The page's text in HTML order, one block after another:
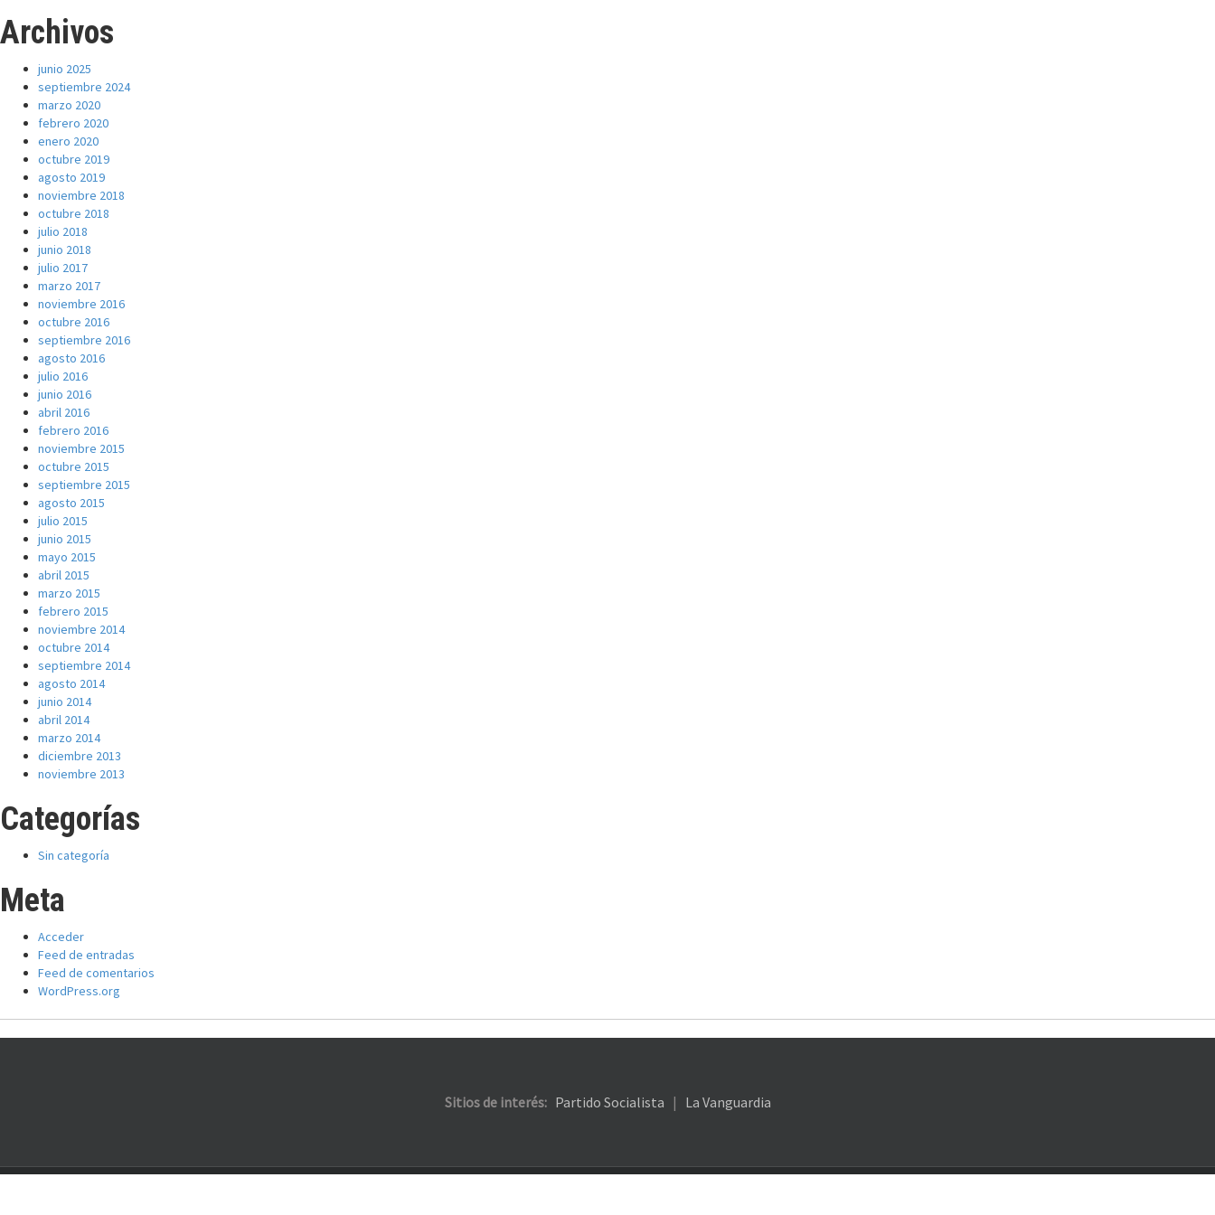
Archivos
junio 2025
septiembre 2024
marzo 2020
febrero 2020
enero 2020
octubre 2019
agosto 2019
noviembre 2018
octubre 2018
julio 2018
junio 2018
julio 2017
marzo 2017
noviembre 2016
octubre 2016
septiembre 2016
agosto 2016
julio 2016
junio 2016
abril 2016
febrero 2016
noviembre 2015
octubre 2015
septiembre 2015
agosto 2015
julio 2015
junio 2015
mayo 2015
abril 2015
marzo 2015
febrero 2015
noviembre 2014
octubre 2014
septiembre 2014
agosto 2014
junio 2014
abril 2014
marzo 2014
diciembre 2013
noviembre 2013
Categorías
Sin categoría
Meta
Acceder
Feed de entradas
Feed de comentarios
WordPress.org
Sitios de interés: Partido Socialista | La Vanguardia